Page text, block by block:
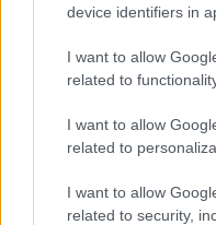
device identifiers in
I want to allow
related to
I want to allow
related to
I want to allow
related to security,
hbo
haha, sirni fogtok 9-en.